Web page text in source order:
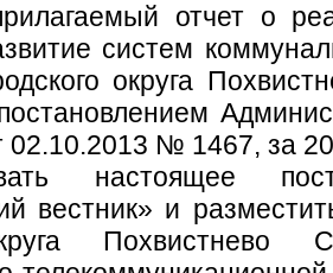
отчет о
систем
округа
02.10.2013 № 1467, за
настоящее
вестник» и
Похвистнево